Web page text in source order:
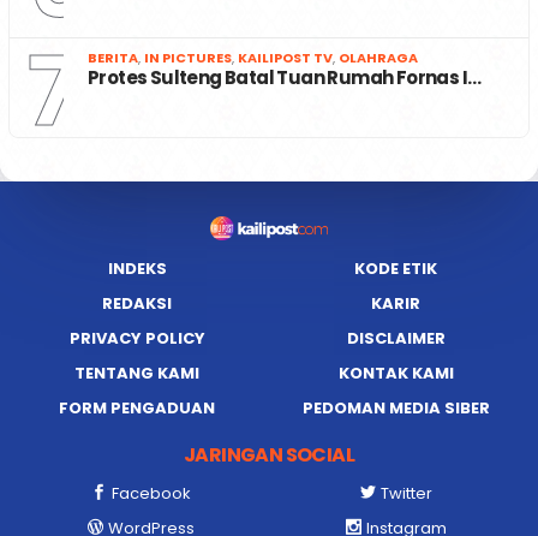
7 BERITA, IN PICTURES, KAILIPOST TV, OLAHRAGA
Protes Sulteng Batal Tuan Rumah Fornas I…
INDEKS
KODE ETIK
REDAKSI
KARIR
PRIVACY POLICY
DISCLAIMER
TENTANG KAMI
KONTAK KAMI
FORM PENGADUAN
PEDOMAN MEDIA SIBER
JARINGAN SOCIAL
Facebook
Twitter
WordPress
Instagram